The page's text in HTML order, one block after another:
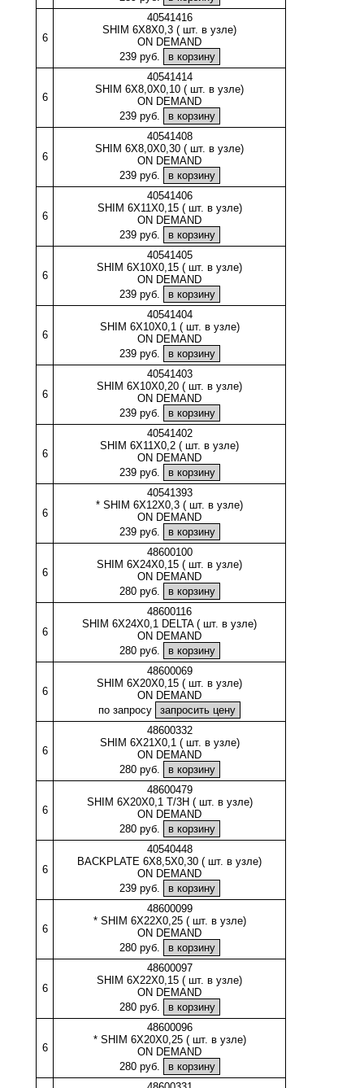
6
40541416
SHIM 6X8X0,3 ( шт. в узле)
ON DEMAND
239 руб.
6
40541414
SHIM 6X8,0X0,10 ( шт. в узле)
ON DEMAND
239 руб.
6
40541408
SHIM 6X8,0X0,30 ( шт. в узле)
ON DEMAND
239 руб.
6
40541406
SHIM 6X11X0,15 ( шт. в узле)
ON DEMAND
239 руб.
6
40541405
SHIM 6X10X0,15 ( шт. в узле)
ON DEMAND
239 руб.
6
40541404
SHIM 6X10X0,1 ( шт. в узле)
ON DEMAND
239 руб.
6
40541403
SHIM 6X10X0,20 ( шт. в узле)
ON DEMAND
239 руб.
6
40541402
SHIM 6X11X0,2 ( шт. в узле)
ON DEMAND
239 руб.
6
40541393
* SHIM 6X12X0,3 ( шт. в узле)
ON DEMAND
239 руб.
6
48600100
SHIM 6X24X0,15 ( шт. в узле)
ON DEMAND
280 руб.
6
48600116
SHIM 6X24X0,1 DELTA ( шт. в узле)
ON DEMAND
280 руб.
6
48600069
SHIM 6X20X0,15 ( шт. в узле)
ON DEMAND
по запросу
6
48600332
SHIM 6X21X0,1 ( шт. в узле)
ON DEMAND
280 руб.
6
48600479
SHIM 6X20X0,1 T/3H ( шт. в узле)
ON DEMAND
280 руб.
6
40540448
BACKPLATE 6X8,5X0,30 ( шт. в узле)
ON DEMAND
239 руб.
6
48600099
* SHIM 6X22X0,25 ( шт. в узле)
ON DEMAND
280 руб.
6
48600097
SHIM 6X22X0,15 ( шт. в узле)
ON DEMAND
280 руб.
6
48600096
* SHIM 6X20X0,25 ( шт. в узле)
ON DEMAND
280 руб.